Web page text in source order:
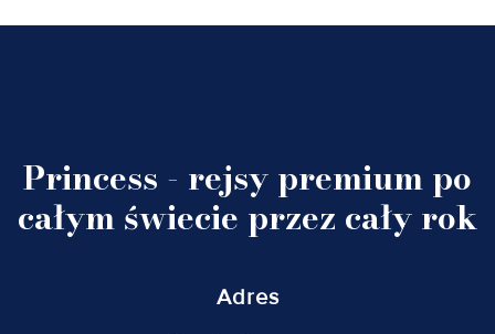
Princess - rejsy premium po
całym świecie przez cały rok
Adres